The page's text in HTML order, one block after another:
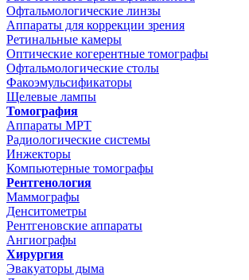
Офтальмологические линзы
Аппараты для коррекции зрения
Ретинальные камеры
Оптические когерентные томографы
Офтальмологические столы
Факоэмульсификаторы
Щелевые лампы
Томография
Аппараты МРТ
Радиологические системы
Инжекторы
Компьютерные томографы
Рентгенология
Маммографы
Денситометры
Рентгеновские аппараты
Ангиографы
Хирургия
Эвакуаторы дыма